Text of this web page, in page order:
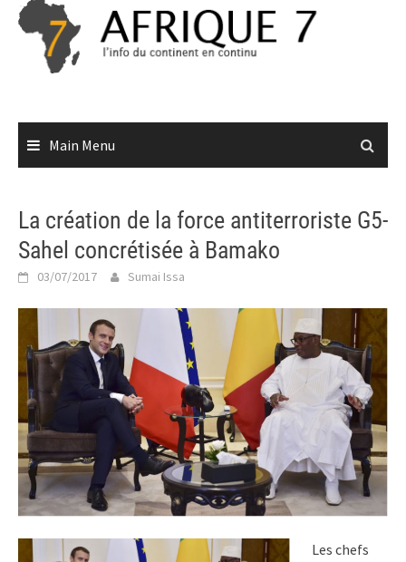
Skip
content
Main Menu
La création de la force antiterroriste G5-
Sahel concrétisée à Bamako
03/07/2017 Sumai Issa
Les chefs